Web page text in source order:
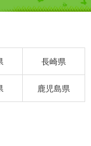
長崎県
鹿児島県